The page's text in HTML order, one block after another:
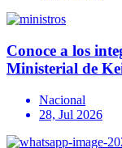
Conoce a los
Ministerial de
Nacional
28, Jul 2026